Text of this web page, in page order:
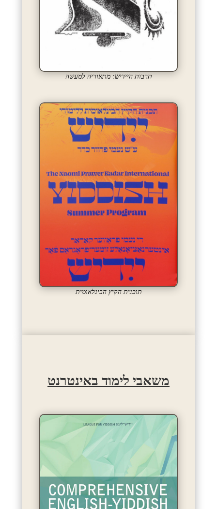
תרבות היידיש: מתאוריה למעשה
תוכנית הקיץ הבינלאומית
משאבי לימוד באינטרנט